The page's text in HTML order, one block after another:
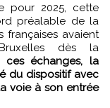
pour 2025, cette
préalable de la
françaises avaient
dès la
échanges, la
du dispositif avec
voie à son entrée